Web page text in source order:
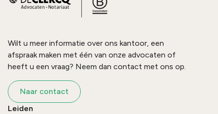
Wilt u meer informatie over ons kantoor, een
afspraak maken met één van onze advocaten of
heeft u een vraag? Neem dan contact met ons op.
Naar contact
Leiden